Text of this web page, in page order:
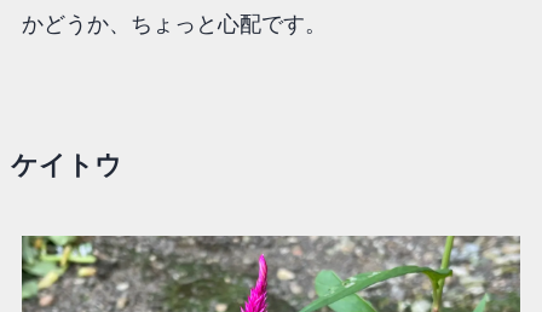
かどうか、ちょっと心配です。
ケイトウ